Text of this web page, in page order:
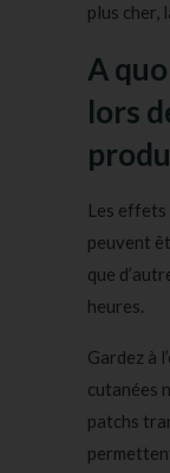
plus cher,
A
lors
Les
peuvent
que
heures.
Gardez à
cutanées
patchs